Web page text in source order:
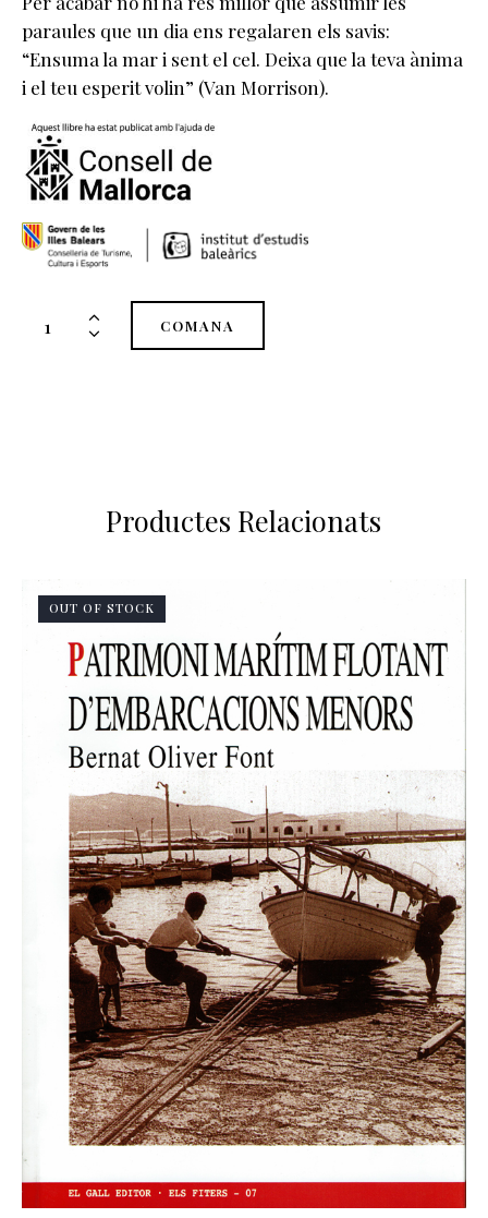
paraules que un dia ens regalaren els savis:
“Ensuma la mar i sent el cel. Deixa que la teva ànima
i el teu esperit volin” (Van Morrison).
COMANA
Productes Relacionats
OUT OF STOCK